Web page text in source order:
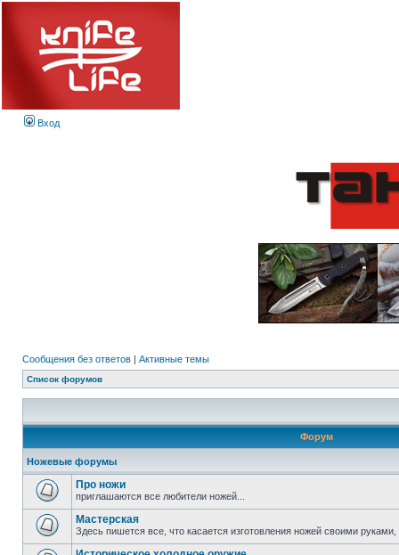
Вход
Сообщения без ответов | Активные темы
Список форумов
Форум
Ножевые форумы
Про ножи
приглашаются все любители ножей...
Мастерская
Здесь пишется все, что касается изготовления ножей своими